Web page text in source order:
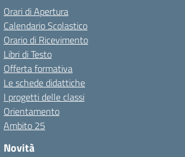
Orari di Apertura
Calendario Scolastico
Orario di Ricevimento
Libri di Testo
Offerta formativa
Le schede didattiche
I progetti delle classi
Orientamento
Ambito 25
Novità